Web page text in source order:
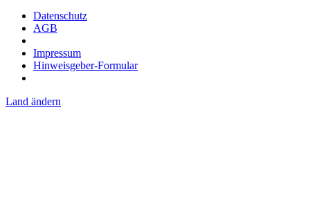
Datenschutz
AGB
Impressum
Hinweisgeber-Formular
Land ändern